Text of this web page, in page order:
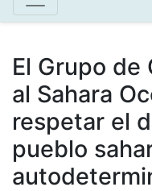
El Grupo de
al Sahara
respetar el
pueblo